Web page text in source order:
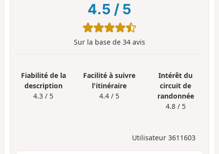
4.5 / 5
Sur la base de 34 avis
Fiabilité de la
description
4.3 / 5
Facilité à suivre
l'itinéraire
4.4 / 5
Intérêt du
circuit de
randonnée
4.8 / 5
Utilisateur 3611603